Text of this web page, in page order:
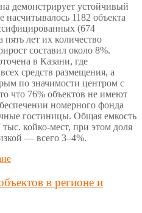
демонстрирует устойчивый
насчитывалось 1182 объекта
(674
лет их количество
составил около 8%.
в Казани, где
средств размещения, а
по значимости центром с
что 76% объектов не имеют
номерного фонда
гостиницы. Общая емкость
койко-мест, при этом доля
— всего 3–4%.
в регионе и